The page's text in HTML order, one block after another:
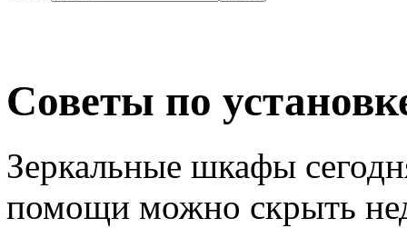
Советы по
Зеркальные шкафы
помощи можно скрыть